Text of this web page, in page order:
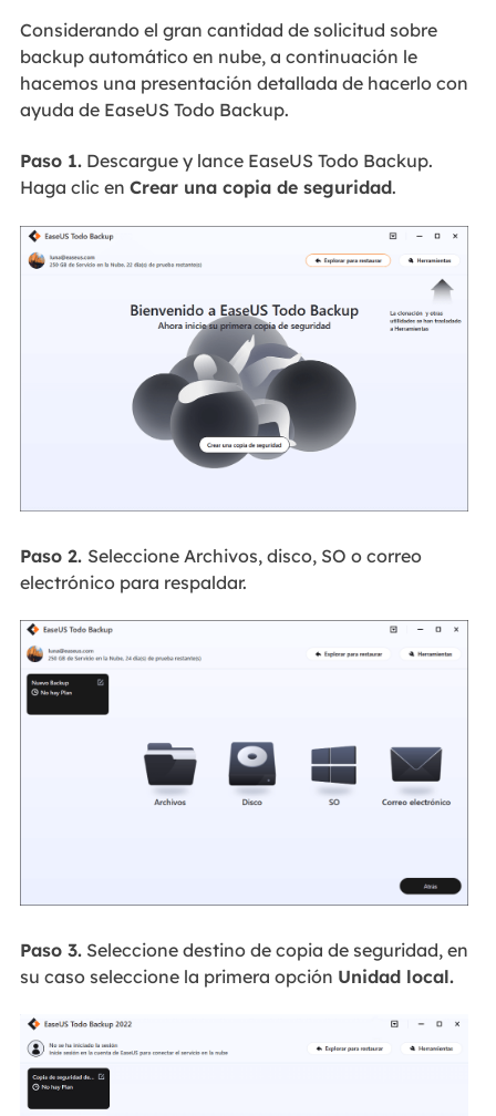
Considerando el gran cantidad de solicitud sobre
backup automático en nube, a continuación le
hacemos una presentación detallada de hacerlo con
ayuda de EaseUS Todo Backup.
Paso 1.Descargue y lance EaseUS Todo Backup.
Haga clic en Crear una copia de seguridad.
Paso 2. Seleccione Archivos, disco, SO o correo
electrónico para respaldar.
Paso 3.Seleccione destino de copia de seguridad, en
su caso seleccione la primera opción Unidad local.